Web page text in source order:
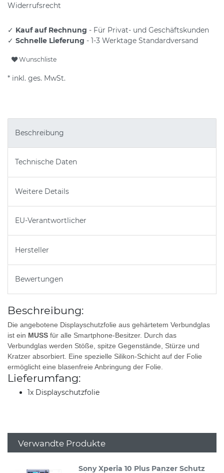
Widerrufsrecht
✓ Kauf auf Rechnung - Für Privat- und Geschäftskunden
✓ Schnelle Lieferung - 1-3 Werktage Standardversand
Wunschliste
* inkl. ges. MwSt.
Beschreibung
Technische Daten
Weitere Details
EU-Verantwortlicher
Hersteller
Bewertungen
Beschreibung:
Die angebotene Displayschutzfolie aus gehärtetem Verbundglas
ist ein MUSS für alle Smartphone-Besitzer. Durch das
Verbundglas werden Stöße, spitze Gegenstände, Stürze und
Kratzer absorbiert. Eine spezielle Silikon-Schicht auf der Folie
ermöglicht eine blasenfreie Anbringung der Folie.
Lieferumfang:
1x Displayschutzfolie
Verwandte Produkte
Sony Xperia 10 Plus Panzer Schutz